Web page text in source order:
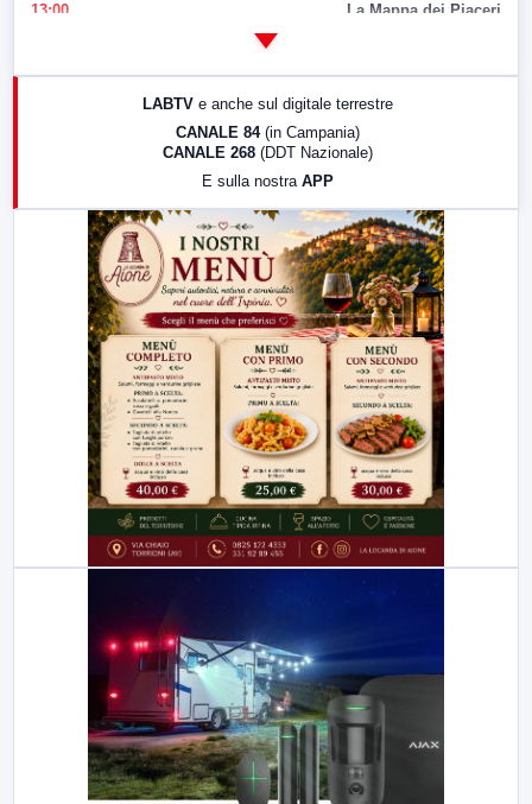
13:00 La Mappa dei Piaceri
LabNews (replica)
LABTV e anche sul digitale terrestre
CANALE 84 (in Campania)
CANALE 268 (DDT Nazionale)
E sulla nostra APP